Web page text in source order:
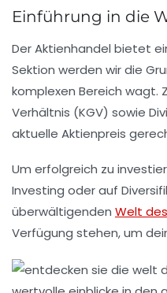
Einführung in die
DerAktienhandel bietet
Sektion werden wir die
komplexen Bereich wagt.
Verhältnis (KGV) sowie
aktuelle Aktienpreis
Um erfolgreich zu
Investing oder auf
überwältigenden Welt
Verfügung stehen, um